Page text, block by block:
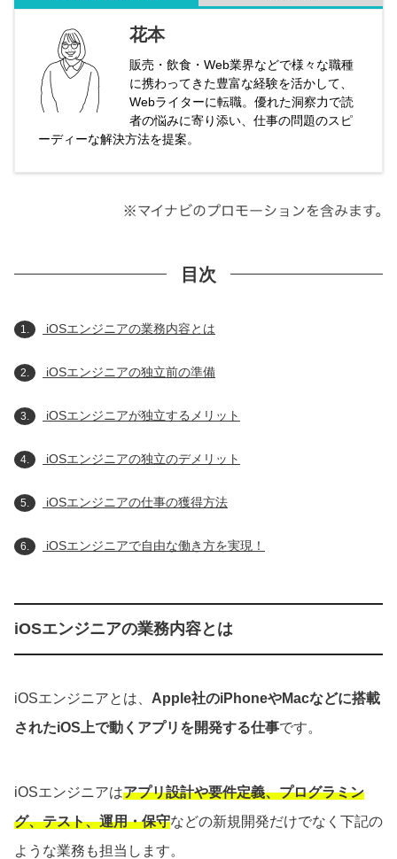
花本
販売・飲食・Web業界などで様々な職種
に携わってきた豊富な経験を活かして、
Webライターに転職。優れた洞察力で読
者の悩みに寄り添い、仕事の問題のスピ
ーディーな解決方法を提案。
目次
1. iOSエンジニアの業務内容とは
2. iOSエンジニアの独立前の準備
3. iOSエンジニアが独立するメリット
4. iOSエンジニアの独立のデメリット
5. iOSエンジニアの仕事の獲得方法
6. iOSエンジニアで自由な働き方を実現！
iOSエンジニアの業務内容とは
iOSエンジニアとは、 Apple社のiPhoneやMacなどに搭載
されたiOS上で動くアプリを開発する仕事です。
iOSエンジニアはアプリ設計や要件定義、プログラミン
グ、テスト、運用・保守などの新規開発だけでなく下記の
ような業務も担当します。